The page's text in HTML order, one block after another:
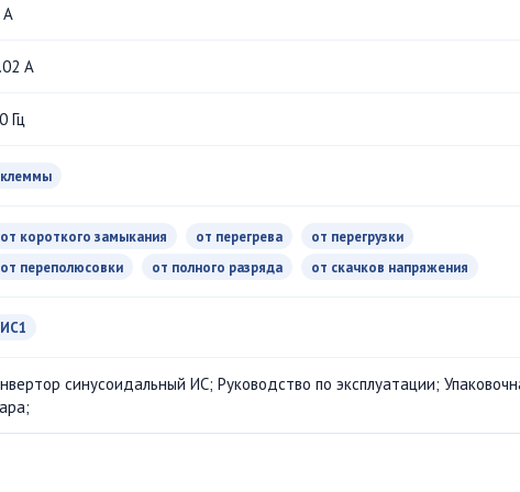
А
А
Гц
клеммы
от короткого замыкания от перегрева
от перегрузки
от переполюсовки
от полного разряда от скачков напряжения
ИС1
синусоидальный ИС; Руководство по эксплуатации;